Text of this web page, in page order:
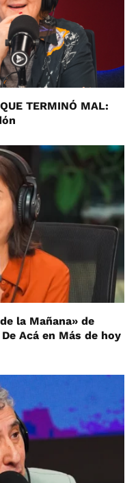
TERMINÓ MAL:
la Mañana» de
Acá en Más de hoy